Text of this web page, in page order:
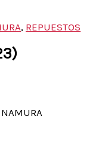
, REPUESTOS
NAMURA